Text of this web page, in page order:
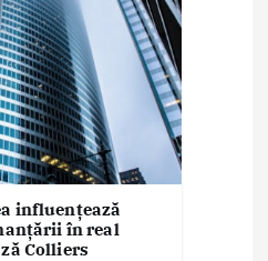
influențează
în real
Colliers